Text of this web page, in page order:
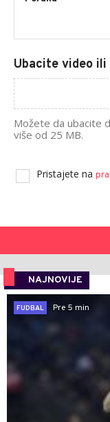
Ubacite video
Možete da ubacite
više od 25 MB.
Pristajete na
NAJNOVIJE
FUDBAL
Pre 5 min